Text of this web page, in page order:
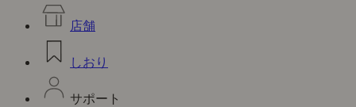
店舗
しおり
サポート